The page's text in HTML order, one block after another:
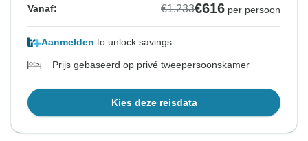
Vanaf: €1.233€616 per persoon
Aanmelden to unlock savings
Prijs gebaseerd op privé tweepersoonskamer
Kies deze reisdata